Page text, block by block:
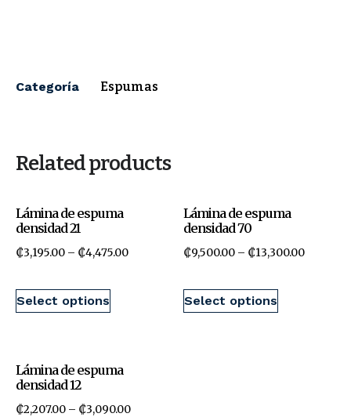
Categoría Espumas
Related products
Lámina de espuma
densidad 21
₡3,195.00 – ₡4,475.00
Select options
Lámina de espuma
densidad 70
₡9,500.00 – ₡13,300.00
Select options
Lámina de espuma
densidad 12
₡2,207.00 – ₡3,090.00